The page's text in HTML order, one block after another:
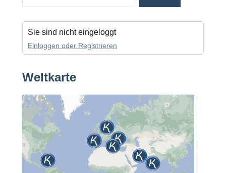
Sie sind nicht eingeloggt
Einloggen oder Registrieren
Weltkarte